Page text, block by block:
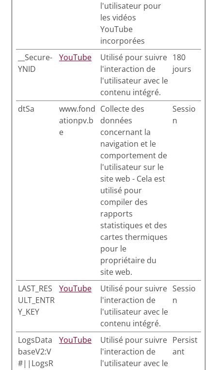
l'utilisateur pour
les vidéos
YouTube
incorporées
__Secure-
YNID
YouTube
Utilisé pour suivre
l'interaction de
l'utilisateur avec le
contenu intégré.
180
jours
dtSa
www.fond
ationpv.b
e
Collecte des
données
concernant la
navigation et le
comportement de
l'utilisateur sur le
site web - Cela est
utilisé pour
compiler des
rapports
statistiques et des
cartes thermiques
pour le
propriétaire du
site web.
Sessio
n
LAST_RES
ULT_ENTR
Y_KEY
YouTube
Utilisé pour suivre
l'interaction de
l'utilisateur avec le
contenu intégré.
Sessio
n
LogsData
baseV2:V
#||LogsR
YouTube
Utilisé pour suivre
l'interaction de
l'utilisateur avec le
Persist
ant